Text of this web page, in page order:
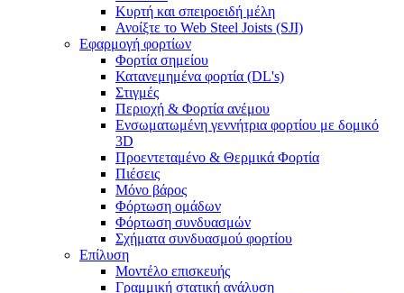
Κυρτή και σπειροειδή μέλη
Ανοίξτε το Web Steel Joists (SJI)
Εφαρμογή φορτίων
Φορτία σημείου
Κατανεμημένα φορτία (DL's)
Στιγμές
Περιοχή & Φορτία ανέμου
Ενσωματωμένη γεννήτρια φορτίου με δομικό
3D
Προεντεταμένο & Θερμικά Φορτία
Πιέσεις
Μόνο βάρος
Φόρτωση ομάδων
Φόρτωση συνδυασμών
Σχήματα συνδυασμού φορτίου
Επίλυση
Μοντέλο επισκευής
Γραμμική στατική ανάλυση